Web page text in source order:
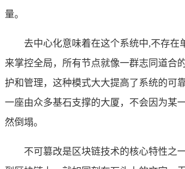
量。
去中心化意味着在这个系统中,不存在
来掌控全局，所有节点就像一群志同道合
护和管理，这种模式大大提高了系统的可
一座由众多基石支撑的大厦，不会因为某
然倒塌。
不可篡改是区块链技术的核心特性之